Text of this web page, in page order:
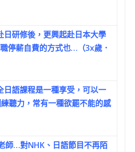
日研修後，更興起赴日本大學
停薪自費的方式也…（3x歲．
日語課程是一種享受，可以一
聽力，常有一種欲罷不能的感
師…對NHK、日語節目不再陌